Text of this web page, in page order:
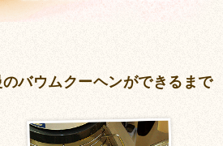
バウムクーヘンができるまで